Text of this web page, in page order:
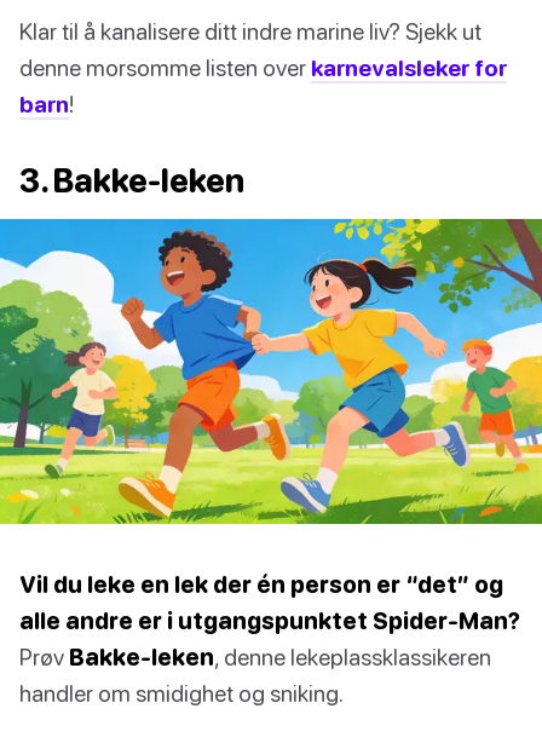
Klar til å kanalisere ditt indre marine liv? Sjekk ut
denne morsomme listen over karnevalsleker for
barn!
3. Bakke-leken
Vil du leke en lek der én person er “det” og
alle andre er i utgangspunktet Spider-Man?
Prøv Bakke-leken, denne lekeplassklassikeren
handler om smidighet og sniking.